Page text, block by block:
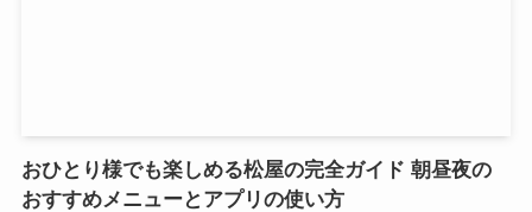
おひとり様でも楽しめる松屋の完全ガイド 朝昼夜の
おすすめメニューとアプリの使い方